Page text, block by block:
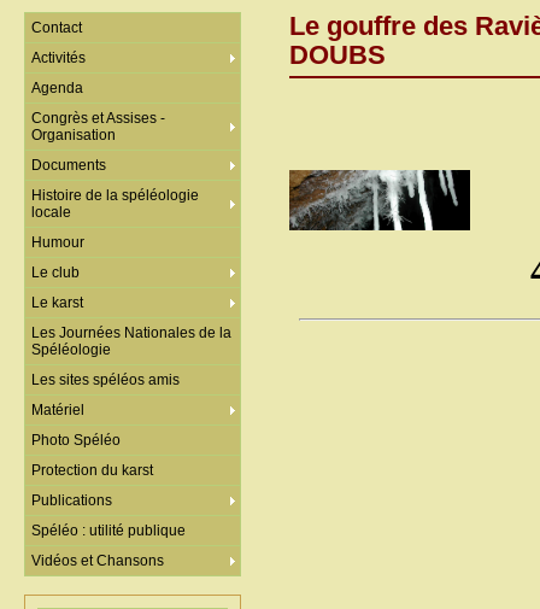
Le gouffre des
DOUBS
Contact
Activités
Agenda
Congrès et Assises -
Organisation
Documents
Histoire de la spéléologie
locale
Humour
Le club
Le karst
Les Journées Nationales de la
Spéléologie
Les sites spéléos amis
Matériel
Photo Spéléo
Protection du karst
Publications
Spéléo : utilité publique
Vidéos et Chansons